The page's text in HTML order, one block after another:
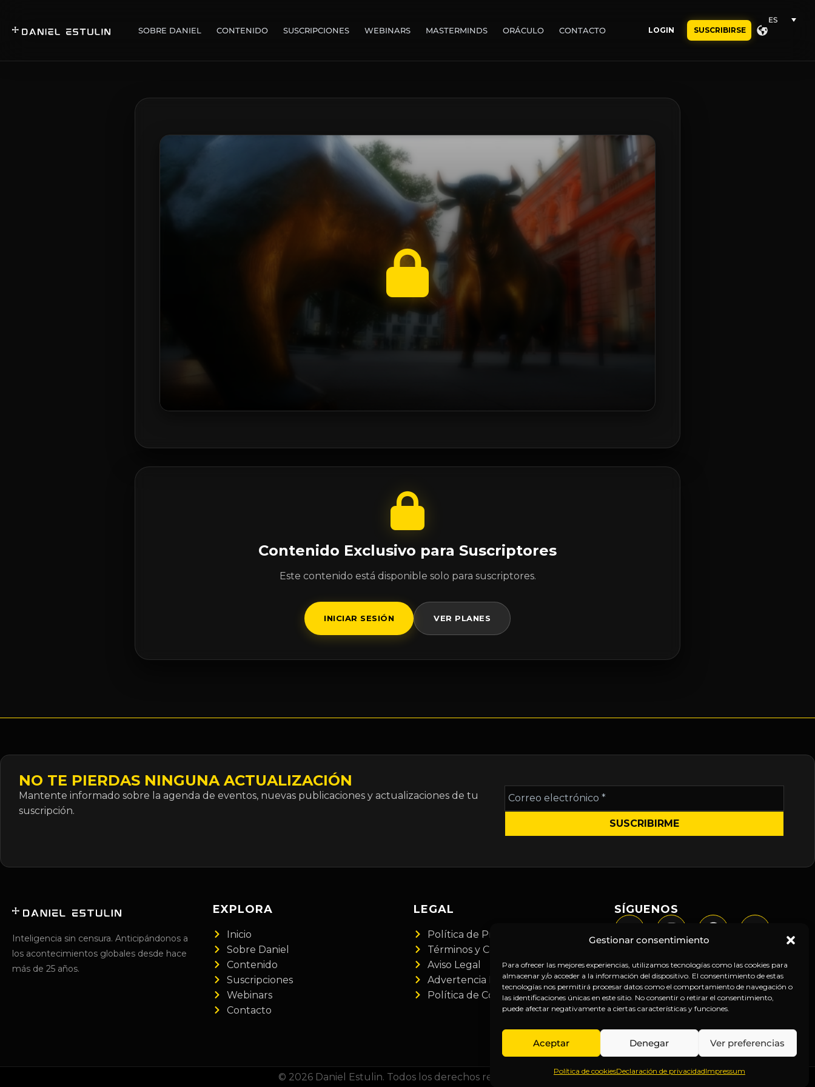
Gestionar consentimiento
Para ofrecer las mejores experiencias, utilizamos tecnologías como las cookies para
almacenar y/o acceder a la información del dispositivo. El consentimiento de estas
tecnologías nos permitirá procesar datos como el comportamiento de navegación o
las identificaciones únicas en este sitio. No consentir o retirar el consentimiento,
puede afectar negativamente a ciertas características y funciones.
Aceptar Denegar Ver preferencias
Política de cookiesDeclaración de privacidadImpressum
SOBRE DANIEL CONTENIDO SUSCRIPCIONES WEBINARS MASTERMINDS ORÁCULO CONTACTO LOGIN SUSCRIBIRSE
ES
Contenido Exclusivo para Suscriptores
Este contenido está disponible solo para suscriptores.
INICIAR SESIÓN VER PLANES
NO TE PIERDAS NINGUNA ACTUALIZACIÓN
Mantente informado sobre la agenda de eventos, nuevas publicaciones y actualizaciones de tu
suscripción.
Correo
electrónico
*
Inteligencia sin censura. Anticipándonos a
los acontecimientos globales desde hace
más de 25 años.
EXPLORA
Inicio
Sobre Daniel
Contenido
Suscripciones
Webinars
Contacto
LEGAL
Política de Privacidad
Términos y Condiciones
Aviso Legal
Advertencia Financiera
Política de Cookies
SÍGUENOS
© 2026 Daniel Estulin. Todos los derechos reservados.